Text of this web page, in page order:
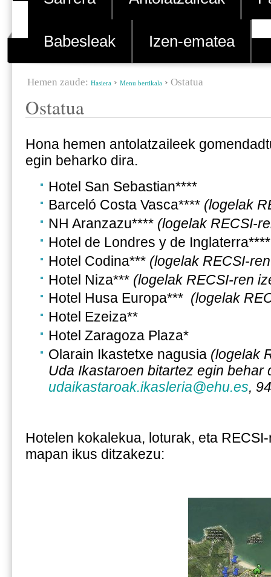
Babesleak Izen-ematea
Hemen zaude: Hasiera › Menu bertikala › Ostatua
Ostatua
Hona hemen antolatzaileek
egin beharko dira.
Hotel San Sebastian****
Barceló Costa Vasca**** (logelak
NH Aranzazu**** (logelak RECSI-
Hotel de Londres y de Inglaterra****
Hotel Codina*** (logelak RECSI-
Hotel Niza*** (logelak RECSI-ren
Hotel Husa Europa*** (logelak
Hotel Ezeiza**
Hotel Zaragoza Plaza*
Olarain Ikastetxe nagusia (logelak
Uda Ikastaroen bitartez egin behar
udaikastaroak.ikasleria@ehu.es,
Hotelen kokalekua, loturak, eta
mapan ikus ditzakezu: